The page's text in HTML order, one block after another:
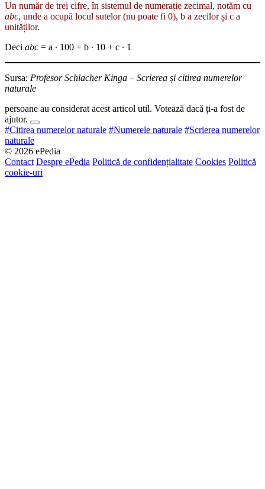
Un număr de trei cifre, în sistemul de numerație zecimal, notăm cu
abc, unde a ocupă locul sutelor (nu poate fi 0), b a zecilor și c a
unităților.
Deci abc = a ∙ 100 + b ∙ 10 + c ∙ 1
Sursa: Profesor Schlacher Kinga – Scrierea și citirea numerelor
naturale
persoane au considerat acest articol util. Votează dacă ți-a fost de
ajutor.
#Citirea numerelor naturale #Numerele naturale #Scrierea numerelor
naturale
© 2026 ePedia
Contact Despre ePedia Politică de confidențialitate Cookies Politică
cookie-uri